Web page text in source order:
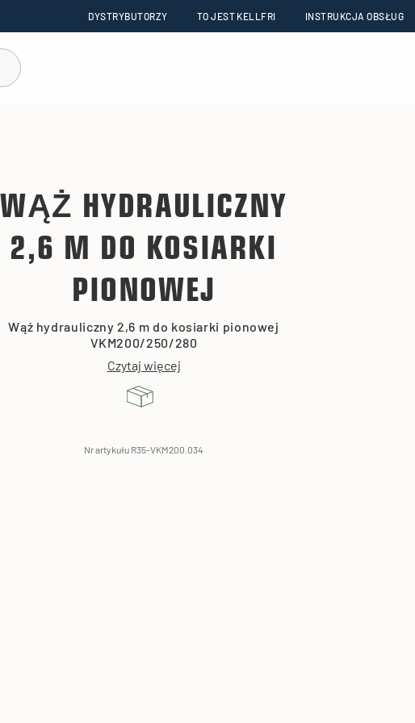
DYSTRYBUTORZY TO JEST KELLFRI INSTRUKCJA OBSŁUG
WĄŻ HYDRAULICZNY
2,6 M DO KOSIARKI
PIONOWEJ
Wąż hydrauliczny 2,6 m do kosiarki pionowej
VKM200/250/280
Czytaj więcej
Nr artykułu R35-VKM200.034